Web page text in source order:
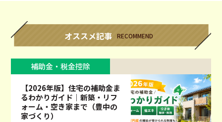
オススメ記事 RECOMMEND
補助金・税金控除
【2026年版】住宅の補助金ま
るわかりガイド｜新築・リフ
ォーム・空き家まで（豊中の
家づくり）